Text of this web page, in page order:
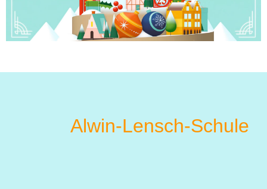
Alwin-Lensch-Schule